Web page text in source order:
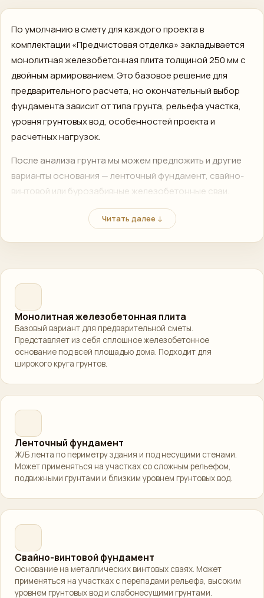
По умолчанию в смету для каждого проекта в
комплектации «Предчистовая отделка» закладывается
монолитная железобетонная плита толщиной 250 мм с
двойным армированием. Это базовое решение для
предварительного расчета, но окончательный выбор
фундамента зависит от типа грунта, рельефа участка,
уровня грунтовых вод, особенностей проекта и
расчетных нагрузок.
После анализа грунта мы можем предложить и другие
варианты основания — ленточный фундамент, свайно-
винтовой или бурозабивные железобетонные сваи.
Поэтому фундамент на этой странице важно
рассматривать как часть общей привязки проекта к
Читать далее ↓
Монолитная железобетонная плита
Базовый вариант для предварительной сметы.
Представляет из себя сплошное железобетонное
основание под всей площадью дома. Подходит для
широкого круга грунтов.
Ленточный фундамент
Ж/Б лента по периметру здания и под несущими стенами.
Может применяться на участках со сложным рельефом,
подвижными грунтами и близким уровнем грунтовых вод.
Свайно-винтовой фундамент
Основание на металлических винтовых сваях. Может
применяться на участках с перепадами рельефа, высоким
уровнем грунтовых вод и слабонесущими грунтами.